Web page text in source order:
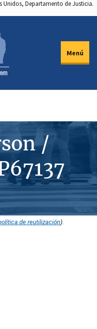
Unidos, Departamento de Justicia.
Menú
/
de reutilización).